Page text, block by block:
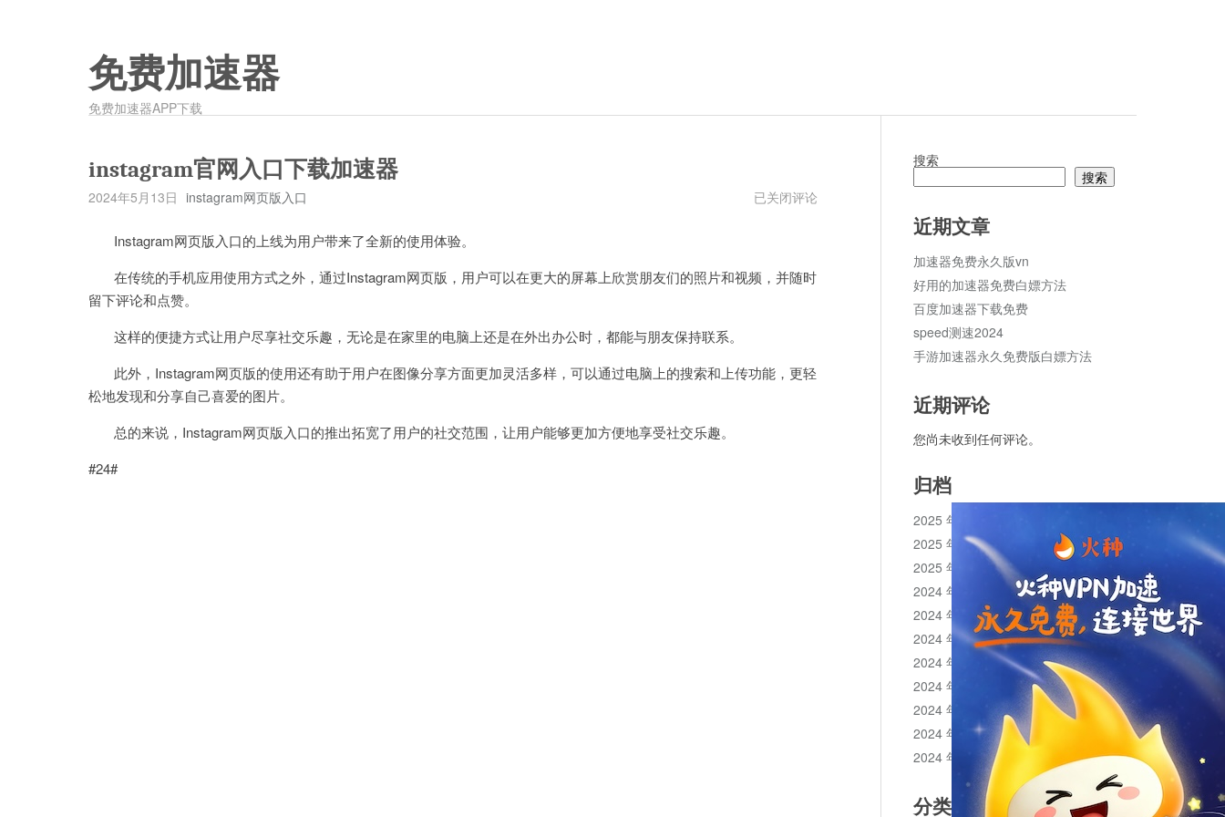
免费加速器
免费加速器APP下载
instagram官网入口下载加速器
2024年5月13日 instagram网页版入口
instagram
下
载
已关闭评论
Instagram网页版入口的上线为用户带来了全新的使用体验。
在传统的手机应用使用方式之外，通过Instagram网页版，用户可以在更大的屏幕上欣赏朋友们的照片和视频，并随时
留下评论和点赞。
这样的便捷方式让用户尽享社交乐趣，无论是在家里的电脑上还是在外出办公时，都能与朋友保持联系。
此外，Instagram网页版的使用还有助于用户在图像分享方面更加灵活多样，可以通过电脑上的搜索和上传功能，更轻
松地发现和分享自己喜爱的图片。
总的来说，Instagram网页版入口的推出拓宽了用户的社交范围，让用户能够更加方便地享受社交乐趣。
#24#
搜索
搜索
近期文章
加速器免费永久版vn
好用的加速器免费白嫖方法
百度加速器下载免费
speed测速2024
手游加速器永久免费版白嫖方法
近期评论
您尚未收到任何评论。
归档
2025 年 11 月
2025 年 10 月
2025 年 1 月
2024 年 12 月
2024 年 11 月
2024 年 10 月
2024 年 9 月
2024 年 8 月
2024 年 7 月
2024 年 6 月
2024 年 5 月
分类目录